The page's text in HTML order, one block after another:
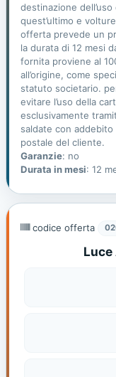
destinazione
quest’ultimo e
offerta prevede un
la durata di 12 mesi
fornita proviene al
all’origine, come
statuto societario.
evitare l’uso della
esclusivamente
saldate con
postale del cliente.
Garanzie: no
Durata in mesi: 12
codice offerta